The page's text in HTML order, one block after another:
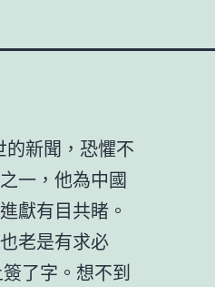
新聞，恐懼不
一，他為中國
獻有目共睹。
老是有求必
了字。想不到